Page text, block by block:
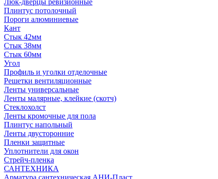
Люк-дверцы ревизионные
Плинтус потолочный
Пороги алюминиевые
Кант
Стык 42мм
Стык 38мм
Стык 60мм
Угол
Профиль и уголки отделочные
Решетки вентиляционные
Ленты универсальные
Ленты малярные, клейкие (скотч)
Стеклохолст
Ленты кромочные для пола
Плинтус напольный
Ленты двусторонние
Пленки защитные
Уплотнители для окон
Стрейч-пленка
САНТЕХНИКА
Арматура сантехническая АНИ-Пласт